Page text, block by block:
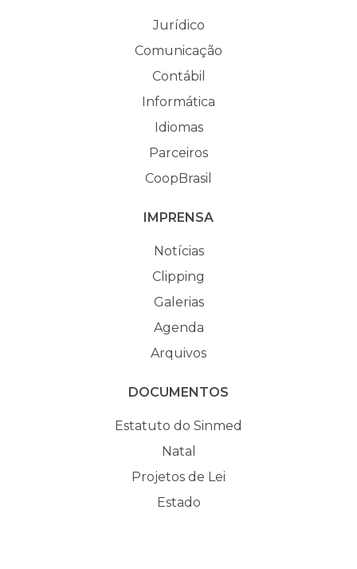
Jurídico
Comunicação
Contábil
Informática
Idiomas
Parceiros
CoopBrasil
IMPRENSA
Notícias
Clipping
Galerias
Agenda
Arquivos
DOCUMENTOS
Estatuto do Sinmed
Natal
Projetos de Lei
Estado